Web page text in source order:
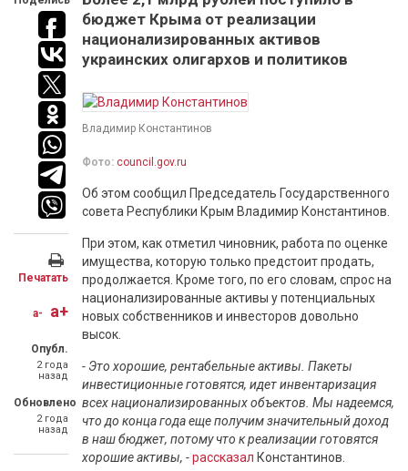
Печатать
a- a+
Опубл.
2 года
назад
Обновлено
2 года
назад
бюджет Крыма от реализации
национализированных активов
украинских олигархов и политиков
Владимир Константинов
Фото: council.gov.ru
Об этом сообщил Председатель Государственного
совета Республики Крым Владимир Константинов.
При этом, как отметил чиновник, работа по оценке
имущества, которую только предстоит продать,
продолжается. Кроме того, по его словам, спрос на
национализированные активы у потенциальных
новых собственников и инвесторов довольно
высок.
- Это хорошие, рентабельные активы. Пакеты
инвестиционные готовятся, идет инвентаризация
всех национализированных объектов. Мы надеемся,
что до конца года еще получим значительный доход
в наш бюджет, потому что к реализации готовятся
хорошие активы, -рассказал Константинов.